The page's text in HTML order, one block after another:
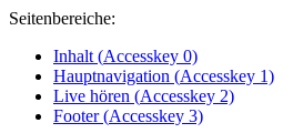
Seitenbereiche:
Inhalt (Accesskey 0)
Hauptnavigation (Accesskey 1)
Live hören (Accesskey 2)
Footer(Accesskey 3)